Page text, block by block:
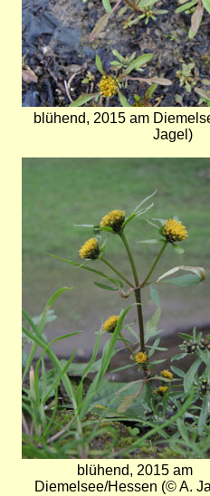
blühend, 2015 am
Jagel)
blühend, 2015 am
Diemelsee/Hessen (© A.